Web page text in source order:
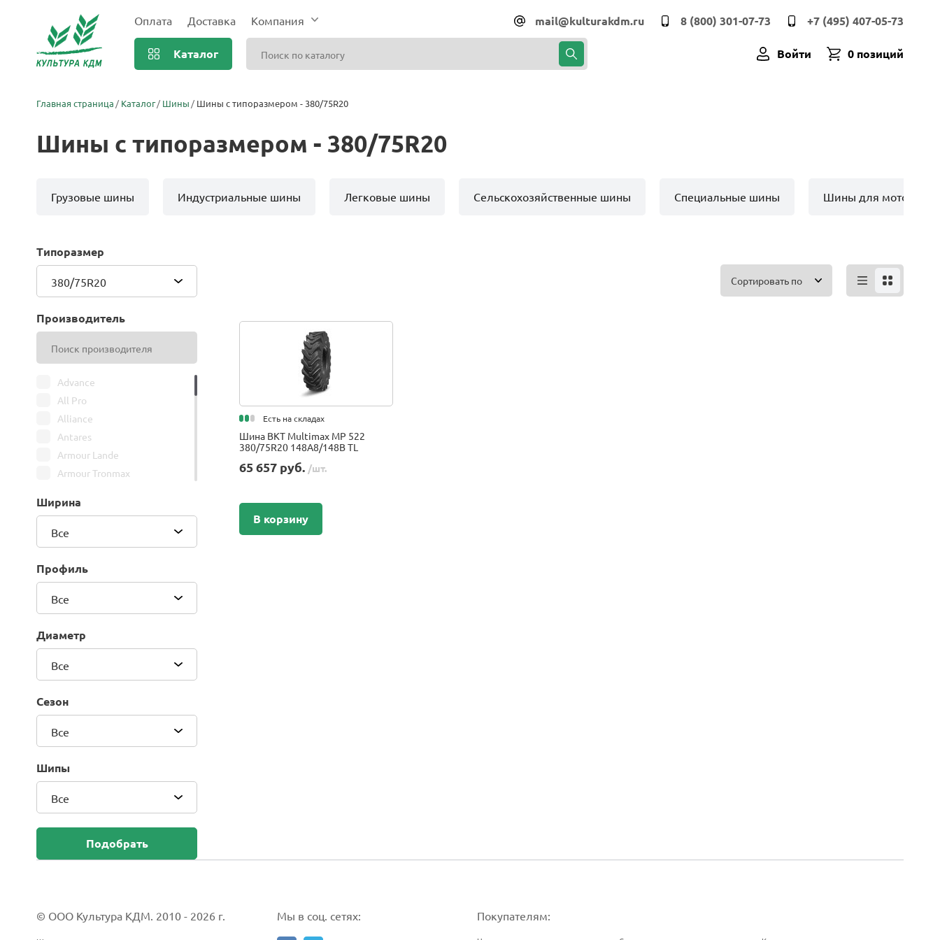
Оплата Доставка Компания +7 (495) 407-05-73
8 (800) 301-07-73
mail@kulturakdm.ru
Каталог 0 позиций
Войти
Главная страница Каталог Шины Шины с типоразмером - 380/75R20
Шины с типоразмером - 380/75R20
Грузовые шины Индустриальные шины Легковые шины Сельскохозяйственные шины Специальные шины Шины для мото
Типоразмер
380/75R20
Производитель
Advance
All Pro
Alliance
Antares
Armour Lande
Armour Tronmax
ATIRE
Bars
Belshina
BFGoodrich
BK Trailer
BKT
Camso (Solideal)
CEAT
Composit
Continental
Cordiant
CrossWind
Ширина
Все
Профиль
Все
Диаметр
Все
Сезон
Все
Шипы
Все
Подобрать
Сортировать по
Есть на складах
Шина BKT Multimax MP 522
380/75R20 148A8/148B TL
65 657 руб. /шт.
В корзину
© ООО Культура КДМ. 2010 - 2026 г. Мы в соц. сетях: Покупателям: